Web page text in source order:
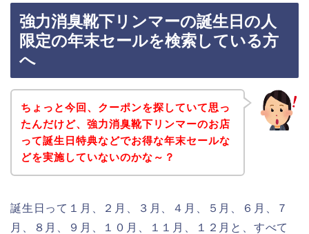
強力消臭靴下リンマーの誕生日の人
限定の年末セールを検索している方
へ
ちょっと今回、クーポンを探していて思っ
たんだけど、強力消臭靴下リンマーのお店
って誕生日特典などでお得な年末セールな
どを実施していないのかな～？
誕生日って１月、２月、３月、４月、５月、６月、７
月、８月、９月、１０月、１１月、１２月と、すべて